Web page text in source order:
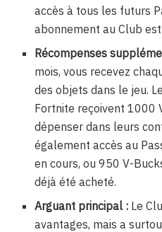
accès à tous les futurs
abonnement au Club
Récompenses
mois, vous recevez
des objets dans le jeu.
Fortnite reçoivent 1000
dépenser dans leurs
également accès au
en cours, ou 950 V-
déjà été acheté.
Arguant principal : Le
avantages, mais a